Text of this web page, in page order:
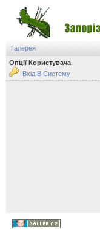
Галерея
Опції Користувача
Вхід В Систему